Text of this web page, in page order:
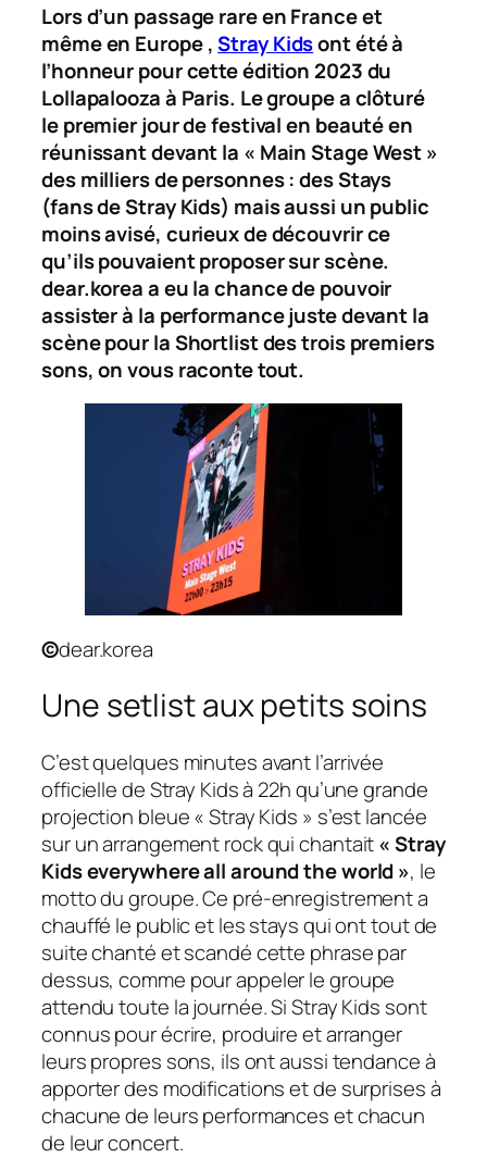
Lors d’un passage rare en France et
même en Europe ,Stray Kidsont été à
l’honneur pour cette édition 2023 du
Lollapalooza à Paris. Le groupe a clôturé
le premier jour de festival en beauté en
réunissant devant la « Main Stage West »
des milliers de personnes : des Stays
(fans de Stray Kids) mais aussi un public
moins avisé, curieux de découvrir ce
qu’ils pouvaient proposer sur scène.
dear.korea a eu la chance de pouvoir
assister à la performance juste devant la
scène pour la Shortlist des trois premiers
sons, on vous raconte tout.
©dear.korea
Une setlist aux petits soins
C’est quelques minutes avant l’arrivée
officielle de Stray Kids à 22h qu’une grande
projection bleue « Stray Kids » s’est lancée
sur un arrangement rock qui chantait« Stray
Kids everywhere all around the world », le
motto du groupe. Ce pré-enregistrement a
chauffé le public et les stays qui ont tout de
suite chanté et scandé cette phrase par
dessus, comme pour appeler le groupe
attendu toute la journée. Si Stray Kids sont
connus pour écrire, produire et arranger
leurs propres sons, ils ont aussi tendance à
apporter des modifications et de surprises à
chacune de leurs performances et chacun
de leur concert.